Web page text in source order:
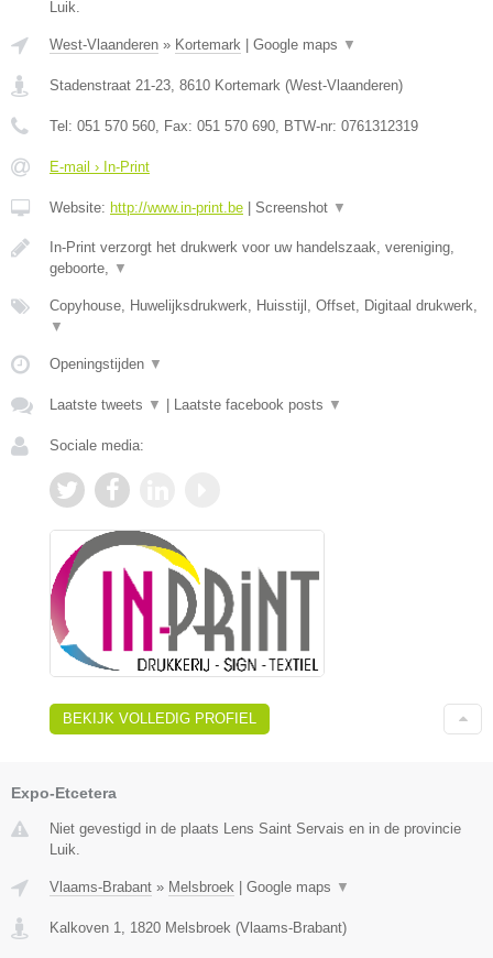
Luik.
West-Vlaanderen » Kortemark | Google maps ▼
Stadenstraat 21-23 8610 Kortemark (West-Vlaanderen)
Tel: 051 570 560 , Fax: 051 570 690 , BTW-nr: 0761312319
E-mail › In-Print
Website: http://www.in-print.be | Screenshot ▼
In-Print verzorgt het drukwerk voor uw handelszaak, vereniging,
geboorte,
▼
Copyhouse, Huwelijksdrukwerk, Huisstijl, Offset, Digitaal drukwerk,
▼
Openingstijden ▼
Laatste tweets ▼ | Laatste facebook posts ▼
Sociale media:
BEKIJK VOLLEDIG PROFIEL
Expo-Etcetera
Niet gevestigd in de plaats Lens Saint Servais en in de provincie
Luik.
Vlaams-Brabant » Melsbroek | Google maps ▼
Kalkoven 1 1820 Melsbroek (Vlaams-Brabant)